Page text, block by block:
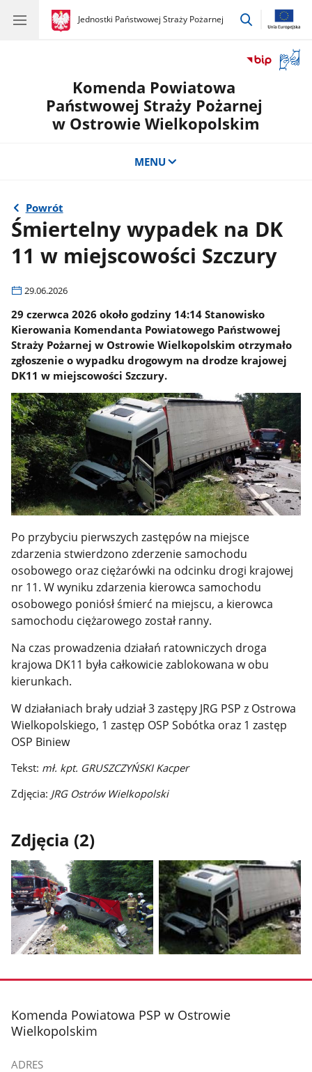
gov.pl
Jednostki Państwowej Straży Pożarnej
gov.pl
Jednostki
przejdź
okno
Komenda Powiatowa
Państwowej Straży Pożarnej
w Ostrowie Wielkopolskim
MENU
Powrót
Śmiertelny wypadek na DK
11 w miejscowości Szczury
29.06.2026
29 czerwca 2026 około godziny 14:14 Stanowisko
Kierowania Komendanta Powiatowego Państwowej
Straży Pożarnej w Ostrowie Wielkopolskim otrzymało
zgłoszenie o wypadku drogowym na drodze krajowej
DK11 w miejscowości Szczury.
Po przybyciu pierwszych zastępów na miejsce
zdarzenia stwierdzono zderzenie samochodu
osobowego oraz ciężarówki na odcinku drogi krajowej
nr 11. W wyniku zdarzenia kierowca samochodu
osobowego poniósł śmierć na miejscu, a kierowca
samochodu ciężarowego został ranny.
Na czas prowadzenia działań ratowniczych droga
krajowa DK11 była całkowicie zablokowana w obu
kierunkach.
W działaniach brały udział 3 zastępy JRG PSP z Ostrowa
Wielkopolskiego, 1 zastęp OSP Sobótka oraz 1 zastęp
OSP Biniew
Tekst: mł. kpt. GRUSZCZYŃSKI Kacper
Zdjęcia: JRG Ostrów Wielkopolski
Zdjęcia (2)
zdjęcie
galerii.
zdjęcie
galerii.
stopka
Komenda Powiatowa PSP w Ostrowie
Wielkopolskim
ADRES